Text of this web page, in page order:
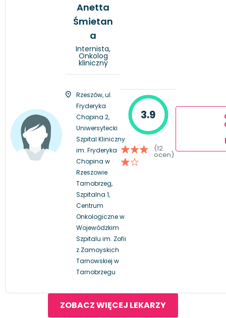
Anetta
Śmietan
a
Internista,
Onkolog
kliniczny
Rzeszów, ul.
Fryderyka
Chopina 2,
Uniwersytecki
Szpital Kliniczny
im. Fryderyka
Chopina w
Rzeszowie
Tarnobrzeg,
Szpitalna 1,
Centrum
Onkologiczne w
Wojewódzkim
Szpitalu im. Zofii
z Zamoyskich
Tarnowskiej w
Tarnobrzegu
3.9
(12
ocen)
ZOBACZ WIĘCEJ LEKARZY